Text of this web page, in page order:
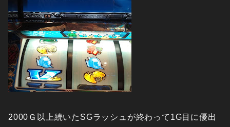
2000Ｇ以上続いたSGラッシュが終わって1G目に優出